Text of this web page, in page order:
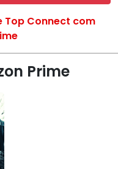
Top Connect com
Prime